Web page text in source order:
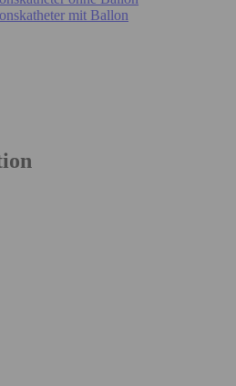
mit Ballon